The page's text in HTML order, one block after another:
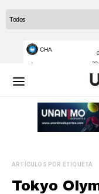
ARTÍCULOS POR ETIQUETA
Tokyo